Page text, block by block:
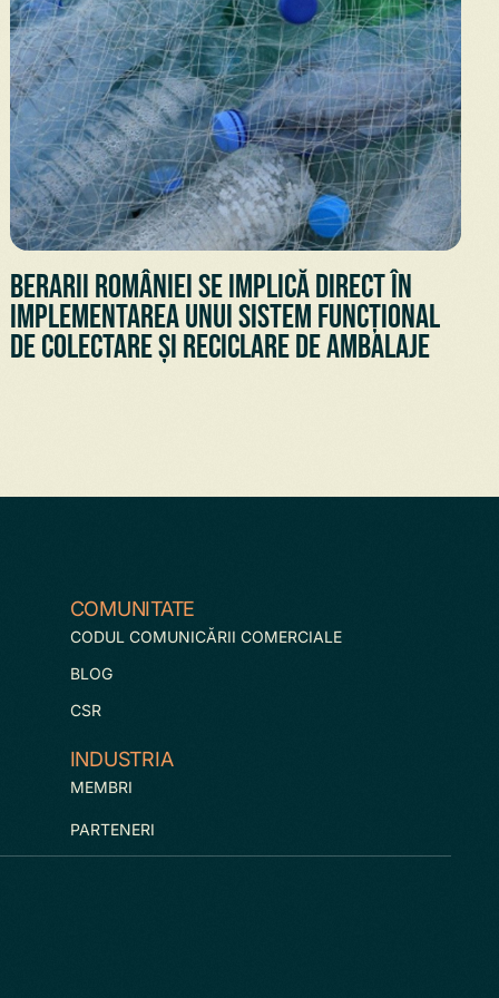
Berarii României se implică direct în
implementarea unui sistem funcțional
de colectare și reciclare de ambalaje
COMUNITATE
CODUL COMUNICĂRII COMERCIALE
BLOG
CSR
INDUSTRIA
MEMBRI
PARTENERI